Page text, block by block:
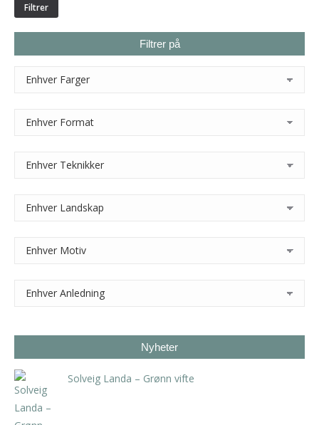
Filtrer
Filtrer på
Nyheter
Solveig Landa – Grønn vifte